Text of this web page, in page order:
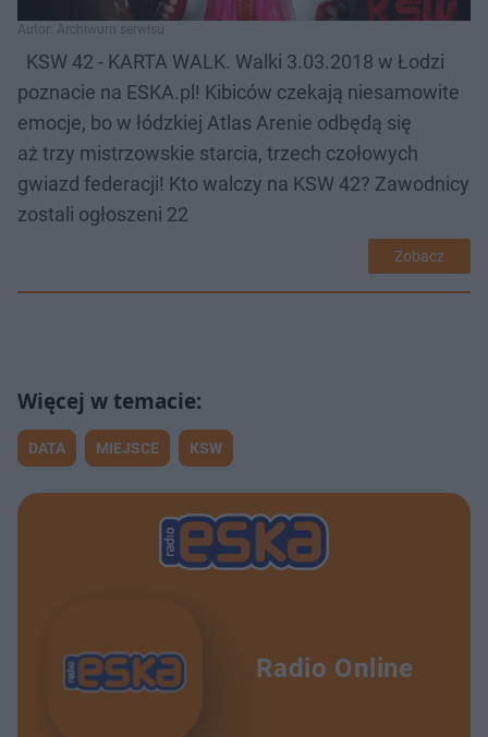
Autor: Archiwum serwisu
KSW 42 - KARTA WALK. Walki 3.03.2018 w Łodzi
poznacie na ESKA.pl! Kibiców czekają niesamowite
emocje, bo w łódzkiej Atlas Arenie odbędą się
aż trzy mistrzowskie starcia, trzech czołowych
gwiazd federacji! Kto walczy na KSW 42? Zawodnicy
zostali ogłoszeni 22
Zobacz
DATA MIEJSCE KSW
Radio Online